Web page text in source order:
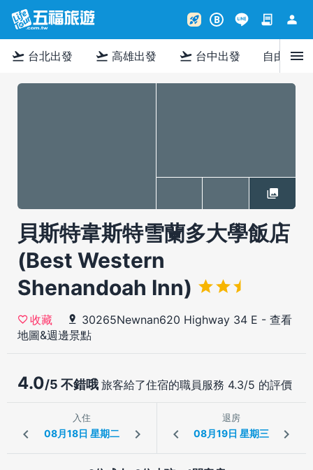
rocket_launch B contract person
flight_takeoff 台北出發 flight_takeoff 高雄出發 flight_takeoff 台中出發 自由行menu
貝斯特韋斯特雪蘭多大學飯店
(Best Western
Shenandoah Inn)
收藏 30265Newnan620 Highway 34 E - 查看
地圖&週邊景點
4.0/5 不錯哦 旅客給了住宿的職員服務 4.3/5 的評價
入住 退房